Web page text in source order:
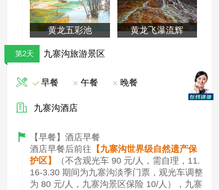
黄龙五彩池 黄龙飞瀑流辉
第2天 九寨沟旅游景区
早餐 午餐 晚餐
九寨沟酒店
【早餐】酒店早餐
酒店早餐后前往 【九寨沟世界级自然遗产保
护区】
（不含观光车 90 元/人，需自理，11.
16-3.30 期间为九寨沟淡季门票，观光车调整
为 80 元/人，九寨沟景区保险 10/人），九寨